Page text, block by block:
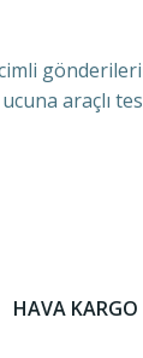
araçlı
HAVA KARGO